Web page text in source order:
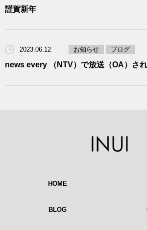
謹賀新年
2023.06.12 お知らせ ブログ
news every （NTV）で放送（OA）され
HOME
BLOG